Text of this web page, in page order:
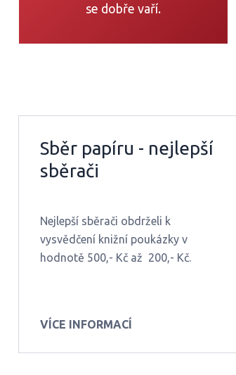
se dobře vaří.
Sběr papíru - nejlepší
sběrači
Nejlepší sběrači obdrželi k
vysvědčení knižní poukázky v
hodnotě 500,- Kč až 200,- Kč.
VÍCE INFORMACÍ